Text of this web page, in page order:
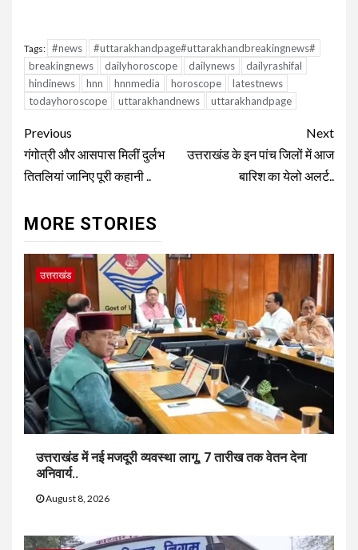
Tags: #news
#uttarakhandpage#uttarakhandbreakingnews#
breakingnews
dailyhoroscope dailynews
dailyrashifal
hindinews
hnn hnnmedia horoscope
latestnews
todayhoroscope
uttarakhandnews uttarakhandpage
Continue
Reading
Previous
गंगोत्री और आसपास मिलीं दुर्लभ
तितलियां जानिए पूरी कहानी ..
Next
उत्तराखंड के इन पांच जिलों में आज
बारिश का येलो अलर्ट..
MORE STORIES
उत्तराखंड
उत्तराखंड में नई मजदूरी व्यवस्था लागू, 7 तारीख तक वेतन देना
अनिवार्य..
August 8, 2026